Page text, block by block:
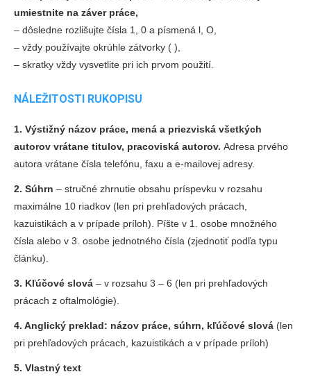
umiestnite na záver práce,
‒ dôsledne rozlišujte čísla 1, 0 a písmená l, O,
‒ vždy používajte okrúhle zátvorky ( ),
‒ skratky vždy vysvetlite pri ich prvom použití.
NÁLEŽITOSTI RUKOPISU
1. Výstižný názov práce, mená a priezviská všetkých
autorov vrátane titulov, pracoviská autorov. Adresa prvého
autora vrátane čísla telefónu, faxu a e-mailovej adresy.
2. Súhrn – stručné zhrnutie obsahu príspevku v rozsahu
maximálne 10 riadkov (len pri prehľadových prácach,
kazuistikách a v prípade príloh). Píšte v 1. osobe množného
čísla alebo v 3. osobe jednotného čísla (zjednotiť podľa typu
článku).
3. Kľúčové slová – v rozsahu 3 – 6 (len pri prehľadových
prácach z oftalmológie).
4. Anglický preklad: názov práce, súhrn, kľúčové slová (len
pri prehľadových prácach, kazuistikách a v prípade príloh)
5. Vlastný text